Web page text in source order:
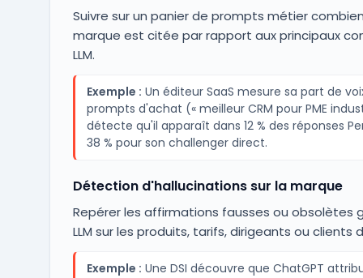
Suivre sur un panier de prompts métier
marque est citée par rapport aux principaux
LLM.
Exemple : Un éditeur SaaS mesure sa part de
prompts d'achat (« meilleur CRM pour PME
détecte qu'il apparaît dans 12 % des réponses
38 % pour son challenger direct.
Détection d'hallucinations sur la marque
Repérer les affirmations fausses ou obsolètes
LLM sur les produits, tarifs, dirigeants ou clients
Exemple : Une DSI découvre que ChatGPT